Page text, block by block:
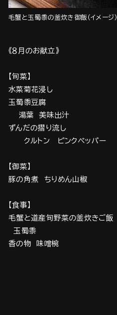
毛蟹と玉蜀黍の釜炊き御飯（イメージ）
《８月のお献立》
【旬菜】
水菜菊花浸し
玉蜀黍豆腐
湯葉 美味出汁
ずんだの摺り流し
クルトン ピンクペッパー
【御菜】
豚の角煮 ちりめん山椒
【食事】
毛蟹と道産旬野菜の釜炊きご飯
玉蜀黍
香の物 味噌椀